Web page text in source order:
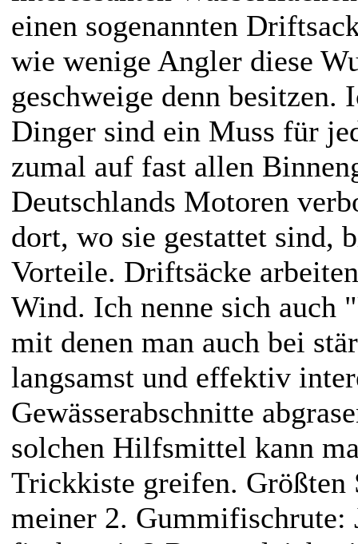
einen sogenannten
wie wenige Angler diese
geschweige denn besitzen.
Dinger sind ein Muss für
zumal auf fast allen
Deutschlands Motoren
dort, wo sie gestattet sind,
Vorteile. Driftsäcke
Wind. Ich nenne sich auch
mit denen man auch bei
langsamst und effektiv
Gewässerabschnitte
solchen Hilfsmittel kann
Trickkiste greifen. Größten
meiner 2. Gummifischrute: